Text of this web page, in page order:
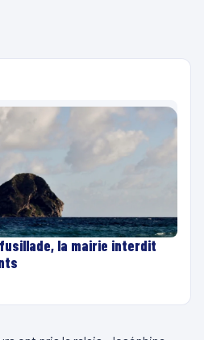
la mairie interdit